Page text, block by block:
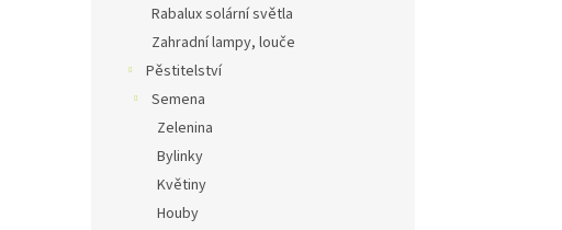
Rabalux solární světla
Zahradní lampy, louče
Pěstitelství
Semena
Zelenina
Bylinky
Květiny
Houby